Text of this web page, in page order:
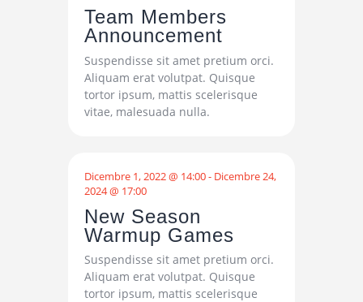
Team Members
Announcement
Suspendisse sit amet pretium orci.
Aliquam erat volutpat. Quisque
tortor ipsum, mattis scelerisque
vitae, malesuada nulla.
Dicembre 1, 2022 @ 14:00- Dicembre 24,
2024 @ 17:00
New Season
Warmup Games
Suspendisse sit amet pretium orci.
Aliquam erat volutpat. Quisque
tortor ipsum, mattis scelerisque